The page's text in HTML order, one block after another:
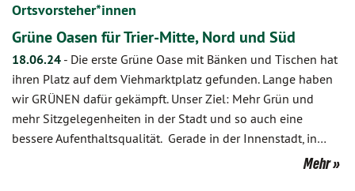
Ortsvorsteher*innen
Grüne Oasen für Trier-Mitte, Nord und Süd
18.06.24 - Die erste Grüne Oase mit Bänken und Tischen hat
ihren Platz auf dem Viehmarktplatz gefunden. Lange haben
wir GRÜNEN dafür gekämpft. Unser Ziel: Mehr Grün und
mehr Sitzgelegenheiten in der Stadt und so auch eine
bessere Aufenthaltsqualität. Gerade in der Innenstadt, in…
Mehr